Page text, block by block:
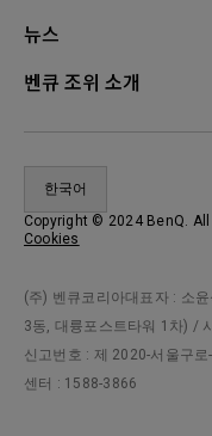
뉴스
벤큐 조위 소개
Copyright © 2024 BenQ.
Cookies
한국어
(주) 벤큐코리아대표자 : 소
3동, 대륭포스트타워 1차) /
신고번호 : 제 2020-서울구
센터 : 1588-3866